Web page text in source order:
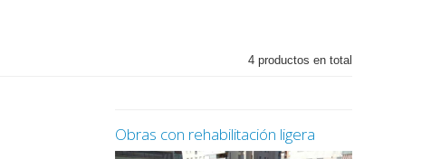
4 productos en total
Obras con rehabilitación ligera